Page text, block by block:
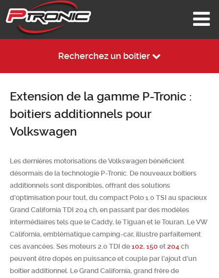
Recherchez un boitier
Chercher
Extension de la gamme P-Tronic :
boitiers additionnels pour
Volkswagen
Les dernières motorisations de Volkswagen bénéficient
désormais de la technologie P-Tronic. De nouveaux boitiers
additionnels sont disponibles, offrant des solutions
d'optimisation pour tout, du compact Polo 1.0 TSI au spacieux
Grand California TDI 204 ch, en passant par des modèles
intermédiaires tels que le Caddy, le Tiguan et le Touran. Le VW
California, emblématique camping-car, illustre parfaitement
ces avancées. Ses moteurs 2.0 TDI de102,150 et204 ch
peuvent être dopés en puissance et couple par l'ajout d'un
boitier additionnel. Le Grand California, grand frère de